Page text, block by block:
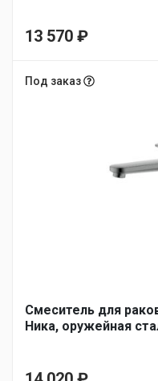
13 570 ₽
Под заказ
Смеситель для
Ника, оружейная